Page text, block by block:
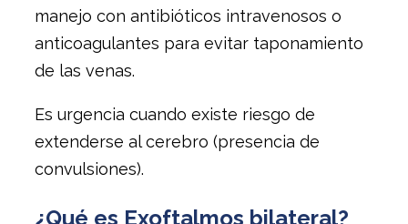
manejo con antibióticos intravenosos o
anticoagulantes para evitar taponamiento
de las venas.
Es urgencia cuando existe riesgo de
extenderse al cerebro (presencia de
convulsiones).
¿Qué es Exoftalmos bilateral?